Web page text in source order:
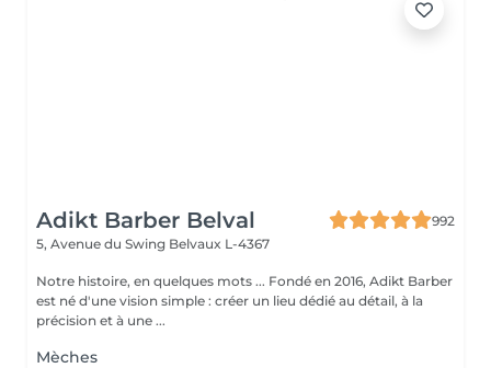
Adikt Barber Belval
992
5, Avenue du Swing Belvaux L-4367
Notre histoire, en quelques mots ... Fondé en 2016, Adikt Barber
est né d'une vision simple : créer un lieu dédié au détail, à la
précision et à une ...
Mèches